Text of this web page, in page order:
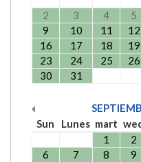
2
3 4 5
9
10 11 12
16
17 18 19
23
24 25 26
30
31
Sun
Lunes mart
1
2
6
7 8 9